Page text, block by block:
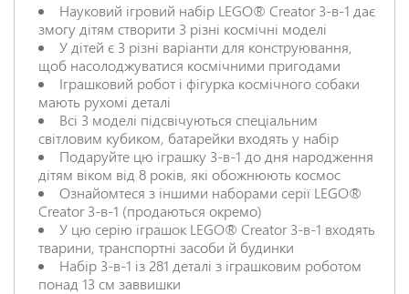
Науковий ігровий набір LEGO® Creator 3-в-1 дає
змогу дітям створити 3 різні космічні моделі
У дітей є 3 різні варіанти для конструювання,
щоб насолоджуватися космічними пригодами
Іграшковий робот і фігурка космічного собаки
мають рухомі деталі
Всі 3 моделі підсвічуються спеціальним
світловим кубиком, батарейки входять у набір
Подаруйте цю іграшку 3-в-1 до дня народження
дітям віком від 8 років, які обожнюють космос
Ознайомтеся з іншими наборами серії LEGO®
Creator 3-в-1 (продаються окремо)
У цю серію іграшок LEGO® Creator 3-в-1 входять
тварини, транспортні засоби й будинки
Набір 3-в-1 із 281 деталі з іграшковим роботом
понад 13 см заввишки
НАДІСЛАТИ ВІДГУК